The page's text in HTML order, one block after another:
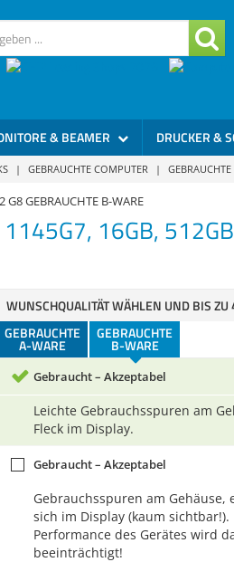
& BEAMER DRUCKER &
| GEBRAUCHTE COMPUTER |
G8 GEBRAUCHTE B-WARE
16GB,
WUNSCHQUALITÄT WÄHLEN UND BIS ZU
GEBRAUCHTE
A-WARE
GEBRAUCHTE
B-WARE
Gebraucht – Akzeptabel
Leichte Gebrauchsspuren am
Fleck im Display.
Gebraucht – Akzeptabel
Gebrauchsspuren am
sich im Display (kaum
Performance des Gerätes wird
beeinträchtigt!